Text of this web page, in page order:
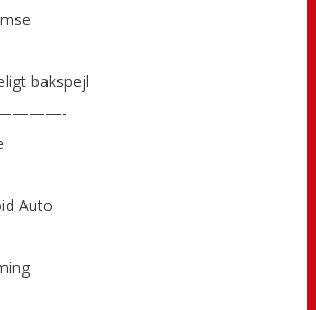
bakspejl
Auto